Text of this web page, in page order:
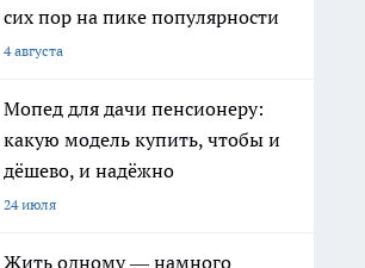
сих пор на пике популярности
4 августа
Мопед для дачи пенсионеру:
какую модель купить, чтобы и
дёшево, и надёжно
24 июля
Жить одному — намного